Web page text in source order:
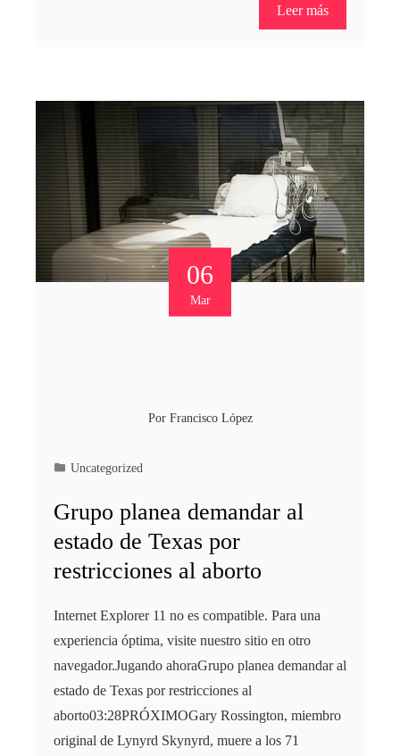
Leer más
06
Mar
Por Francisco López
Uncategorized
Grupo planea demandar al
estado de Texas por
restricciones al aborto
Internet Explorer 11 no es compatible. Para una
experiencia óptima, visite nuestro sitio en otro
navegador.Jugando ahoraGrupo planea demandar al
estado de Texas por restricciones al
aborto03:28PRÓXIMOGary Rossington, miembro
original de Lynyrd Skynyrd, muere a los 71